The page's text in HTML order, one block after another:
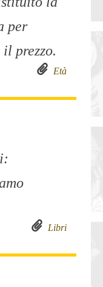
per
prezzo.
Età
Libri